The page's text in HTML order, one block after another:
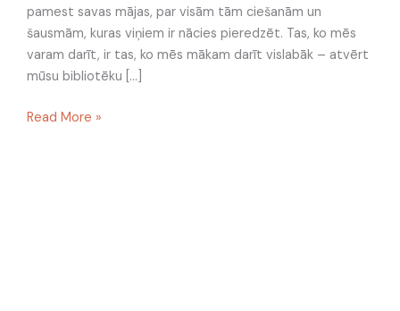
pamest savas mājas, par visām tām ciešanām un
šausmām, kuras viņiem ir nācies pieredzēt. Tas, ko mēs
varam darīt, ir tas, ko mēs mākam darīt vislabāk – atvērt
mūsu bibliotēku […]
Read More »